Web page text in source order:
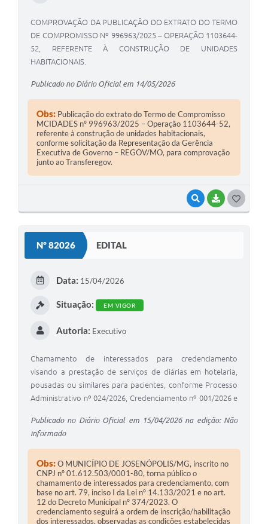
VISUALIZAR
BAIXAR
COMPROVAÇÃO DA PUBLICAÇÃO DO EXTRATO DO TERMO
DE COMPROMISSO Nº 996963/2025 – OPERAÇÃO 1103644-
52, REFERENTE À CONSTRUÇÃO DE UNIDADES
HABITACIONAIS.
Publicado no Diário Oficial em 14/05/2026
Obs: Publicação do extrato do Termo de Compromisso
MCIDADES nº 996963/2025 – Operação 1103644-52,
referente à construção de unidades habitacionais,
conforme solicitação da Representação da Gerência
Executiva de Governo – REGOV/MO, para comprovação
junto ao Transferegov.
Nº 82026 EDITAL
Data: 15/04/2026
Situação: EM VIGOR
Autoria: Executivo
Chamamento de interessados para credenciamento
visando a prestação de serviços de diárias em hotelaria,
pousadas ou similares para pacientes, conforme Processo
Administrativo nº 024/2026, Credenciamento nº 001/2026 e
Publicado no Diário Oficial em 15/04/2026 na edição: Não
informado
Obs:O MUNICÍPIO DE JOSENÓPOLIS/MG, inscrito no
CNPJ nº 01.612.503/0001-80, torna público o
chamamento de interessados para credenciamento, com
base no art. 79, inciso I da Lei nº 14.133/2021 e no art.
12 do Decreto Municipal nº 374/2023. O
credenciamento seguirá a ordem de inscrição/habilitação
dos interessados, observadas as condições estabelecidas